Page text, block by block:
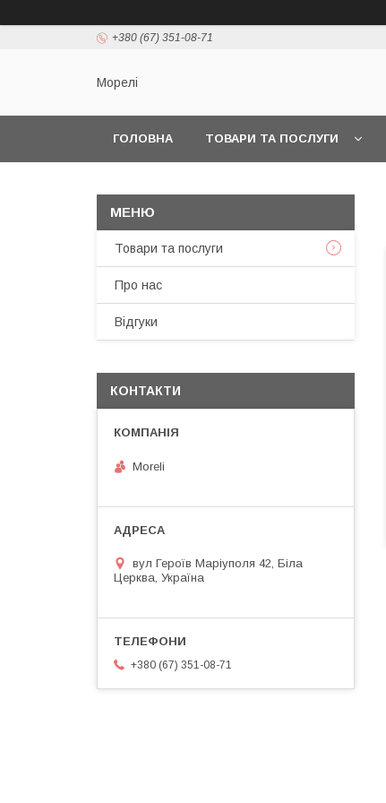
+380 (67) 351-08-71
Морелі
ГОЛОВНА ТОВАРИ ТА ПОСЛУГИ
Товари та послуги
Про нас
Відгуки
КОНТАКТИ
Moreli
вул Героїв Маріуполя 42, Біла
Церква, Україна
+380 (67) 351-08-71